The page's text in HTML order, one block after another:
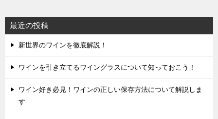
最近の投稿
新世界のワインを徹底解説！
ワインを引き立てるワイングラスについて知っておこう！
ワイン好き必見！ワインの正しい保存方法について解説しま
す